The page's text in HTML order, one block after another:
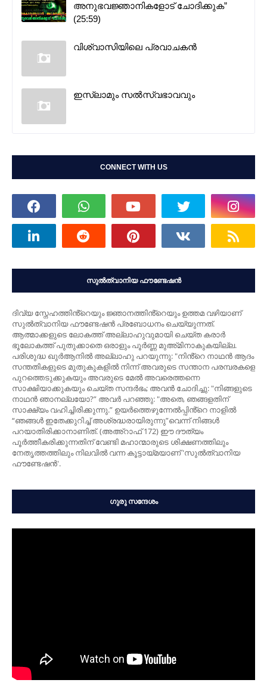
അനുഭവജ്ഞാനികളോട് ചോദിക്കുക”
(25:59)
വിശ്വാസിയിലെ പ്രവാചകൻ
ഇസ്ലാമും സൽസ്വഭാവവും
CONNECT WITH US
സുൽത്വാനിയ ഫൗണ്ടേഷൻ
ദിവ്യ സ്നേഹത്തിൻ്റെയും ജ്ഞാനത്തിൻ്റെയും ഉത്തമ വഴിയാണ്
സുൽത്വാനിയ ഫൗണ്ടേഷൻ പ്രബോധനം ചെയ്യുന്നത്.
ആത്മാക്കളുടെ ലോകത്ത് അല്ലാഹുവുമായി ചെയ്ത കരാർ
ഭൂലോകത്ത് പുതുക്കാതെ ഒരാളും പൂർണ്ണ മുഅ്മിനാകുകയില്ല.
പരിശുദ്ധ ഖുർആനിൽ അല്ലാഹു പറയുന്നു: "നിൻ്റെ നാഥന്‍ ആദം
സന്തതികളുടെ മുതുകുകളില്‍ നിന്ന് അവരുടെ സന്താന പരമ്പരകളെ
പുറത്തെടുക്കുകയും അവരുടെ മേല്‍ അവരെത്തന്നെ
സാക്ഷിയാക്കുകയും ചെയ്ത സന്ദര്‍ഭം; അവന്‍ ചോദിച്ചു: "നിങ്ങളുടെ
നാഥന്‍ ഞാനല്ലയോ?” അവര്‍ പറഞ്ഞു: "അതെ, ഞങ്ങളതിന്
സാക്ഷ്യം വഹിച്ചിരിക്കുന്നു.” ഉയർത്തെഴുന്നേല്‍പ്പിൻ്റെ നാളിൽ
“ഞങ്ങള്‍ ഇതേക്കുറിച്ച് അശ്രദ്ധരായിരുന്നു”വെന്ന് നിങ്ങള്‍
പറയാതിരിക്കാനാണിത്. (അഅ്റാഫ് 172) ഈ ദൗത്യം
പൂർത്തീകരിക്കുന്നതിന് വേണ്ടി മഹാന്മാരുടെ ശിക്ഷണത്തിലും
നേതൃത്തത്തിലും നിലവിൽ വന്ന കൂട്ടായ്മയാണ് 'സുൽത്വാനിയ
ഫൗണ്ടേഷൻ'.
ഗുരു സന്ദേശം